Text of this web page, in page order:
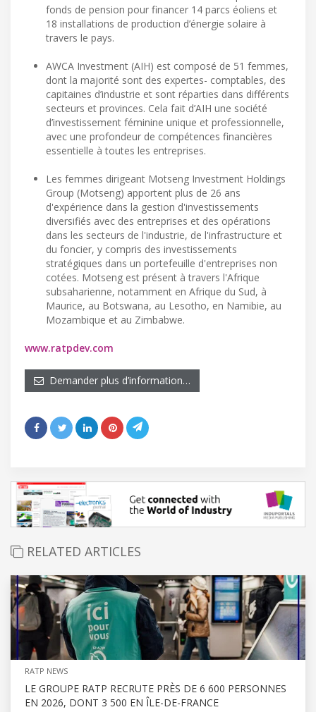
fonds de pension pour financer 14 parcs éoliens et
18 installations de production d’énergie solaire à
travers le pays.
AWCA Investment (AIH) est composé de 51 femmes,
dont la majorité sont des expertes- comptables, des
capitaines d’industrie et sont réparties dans différents
secteurs et provinces. Cela fait d’AIH une société
d’investissement féminine unique et professionnelle,
avec une profondeur de compétences financières
essentielle à toutes les entreprises.
Les femmes dirigeant Motseng Investment Holdings
Group (Motseng) apportent plus de 26 ans
d'expérience dans la gestion d'investissements
diversifiés avec des entreprises et des opérations
dans les secteurs de l'industrie, de l'infrastructure et
du foncier, y compris des investissements
stratégiques dans un portefeuille d'entreprises non
cotées. Motseng est présent à travers l'Afrique
subsaharienne, notamment en Afrique du Sud, à
Maurice, au Botswana, au Lesotho, en Namibie, au
Mozambique et au Zimbabwe.
www.ratpdev.com
Demander plus d’information…
RELATED ARTICLES
RATP NEWS
LE GROUPE RATP RECRUTE PRÈS DE 6 600 PERSONNES
EN 2026, DONT 3 500 EN ÎLE-DE-FRANCE